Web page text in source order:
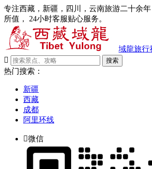
专注西藏，新疆，四川，云南旅游二十余
所值， 24小时客服贴心服务。
域龍旅行

搜索
热门搜索：
新疆
西藏
成都
阿里环线
微信